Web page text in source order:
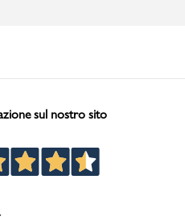
sul nostro sito